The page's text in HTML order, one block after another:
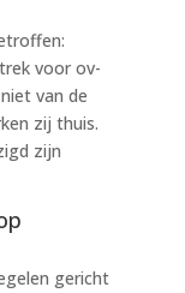
voor ov-
van de
zij thuis.
zijn
gericht